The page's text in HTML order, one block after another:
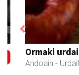
Ormaki
Andoain -
Previous